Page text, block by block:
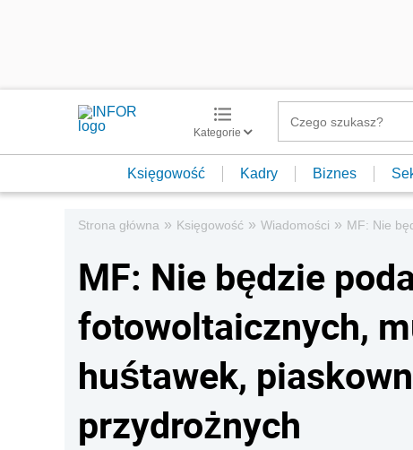
Kategorie
Księgowość Kadry Biznes
Strona główna » Księgowość » Wiadomości » MF: Nie
MF: Nie będzie
fotowoltaicznych,
huśtawek,
przydrożnych